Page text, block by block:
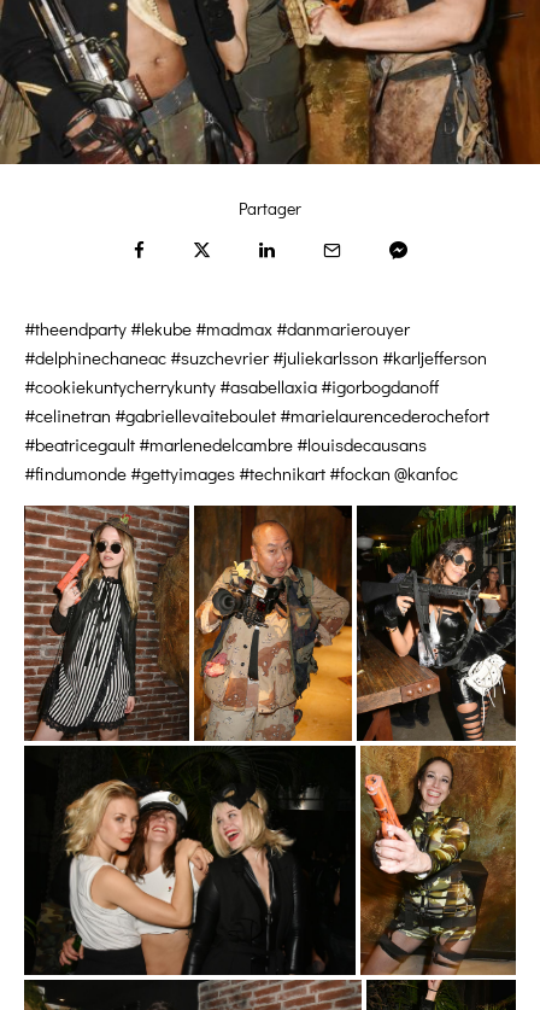
Partager
#theendparty #lekube #madmax #danmarierouyer
#delphinechaneac #suzchevrier #juliekarlsson #karljefferson
#cookiekuntycherrykunty #asabellaxia #igorbogdanoff
#celinetran #gabriellevaiteboulet #marielaurencederochefort
#beatricegault #marlenedelcambre #louisdecausans
#findumonde #gettyimages #technikart #fockan @kanfoc